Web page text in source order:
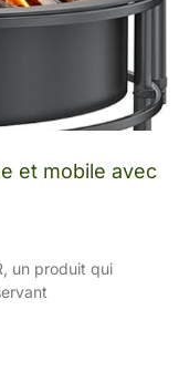
et mobile avec
un produit qui